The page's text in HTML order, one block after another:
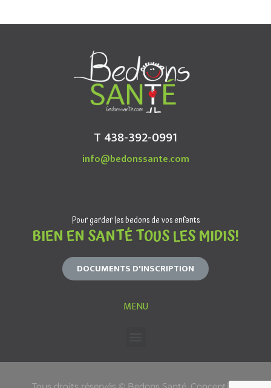
T 438-392-0991
info@bedonssante.com
Pour garder les bedons de vos enfants
BIEN EN SANTÉ TOUS LES MIDIS!
DOCUMENTS D'INSCRIPTION
MENU